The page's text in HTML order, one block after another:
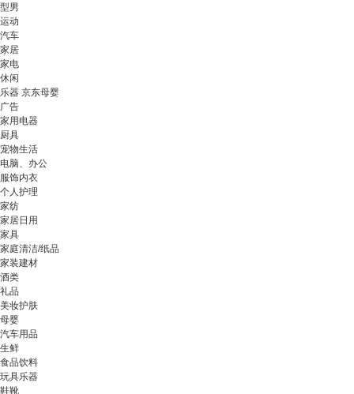
型男
运动
汽车
家居
家电
休闲
乐器 京东母婴
广告
家用电器
厨具
宠物生活
电脑、办公
服饰内衣
个人护理
家纺
家居日用
家具
家庭清洁/纸品
家装建材
酒类
礼品
美妆护肤
母婴
汽车用品
生鲜
食品饮料
玩具乐器
鞋靴